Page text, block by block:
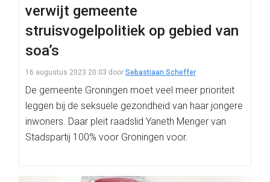
verwijt gemeente
struisvogelpolitiek op gebied van
soa’s
16 augustus 2023 20:03 door Sebastiaan Scheffer
De gemeente Groningen moet veel meer prioriteit
leggen bij de seksuele gezondheid van haar jongere
inwoners. Daar pleit raadslid Yaneth Menger van
Stadspartij 100% voor Groningen voor.